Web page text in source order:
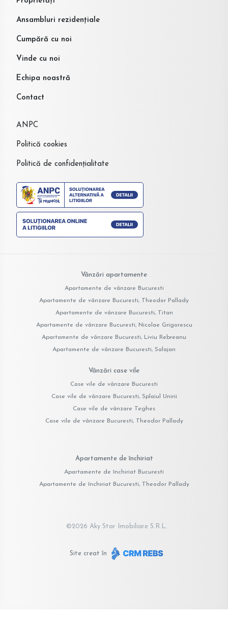
Ansambluri rezidențiale
Cumpără cu noi
Vinde cu noi
Echipa noastră
Contact
ANPC
Politică cookies
Politică de confidențialitate
Vânzări apartamente
Apartamente de vânzare Bucuresti
Apartamente de vânzare Bucuresti, Theodor Pallady
Apartamente de vânzare Bucuresti, Titan
Apartamente de vânzare Bucuresti, Nicolae Grigorescu
Apartamente de vânzare Bucuresti, Liviu Rebreanu
Apartamente de vânzare Bucuresti, Salajan
Vânzări case vile
Case vile de vânzare Bucuresti
Case vile de vânzare Bucuresti, Splaiul Unirii
Case vile de vânzare Teghes
Case vile de vânzare Bucuresti, Theodor Pallady
Apartamente de închiriat
Apartamente de închiriat Bucuresti
Apartamente de închiriat Bucuresti, Theodor Pallady
©2026 Aky Star Imobiliare S.R.L.
Site creat în